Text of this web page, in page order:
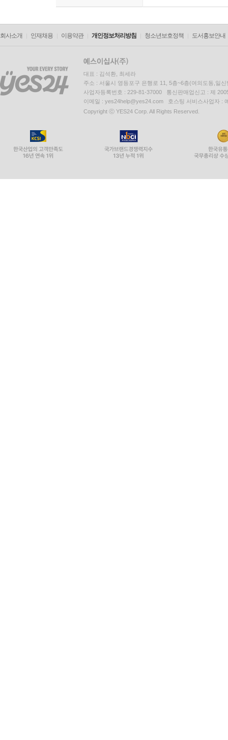
회사소개 인재채용 이용약관 개인정보처리방침 청소년보호정책 도서홍보안내
대표 : 김석환, 최세라
주소 : 서울시 영등포구 은행로 11, 5층~6층(여의도동,일신
사업자등록번호 : 229-81-37000 통신판매업신고 : 제
이메일 : yes24help@yes24.com 호스팅 서비스사업자 :
Copyright ⓒ YES24 Corp. All Rights Reserved.